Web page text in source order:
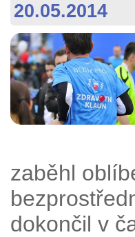
20.05.2014
zaběhl
dokončil v